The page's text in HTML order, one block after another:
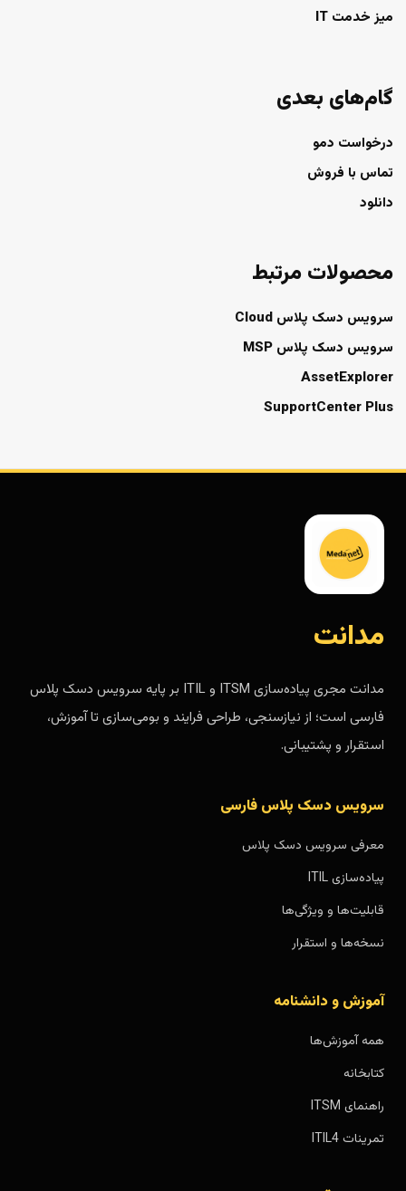
میز خدمت IT
گام‌های بعدی
درخواست دمو
تماس با فروش
دانلود
محصولات مرتبط
سرویس دسک پلاس Cloud
سرویس دسک پلاس MSP
AssetExplorer
SupportCenter Plus
مدانت
مدانت مجری پیاده‌سازی ITSM و ITIL بر پایه سرویس دسک پلاس
فارسی است؛ از نیازسنجی، طراحی فرایند و بومی‌سازی تا آموزش،
استقرار و پشتیبانی.
سرویس دسک پلاس فارسی
معرفی سرویس دسک پلاس
پیاده‌سازی ITIL
قابلیت‌ها و ویژگی‌ها
نسخه‌ها و استقرار
آموزش و دانشنامه
همه آموزش‌ها
کتابخانه
راهنمای ITSM
تمرینات ITIL4